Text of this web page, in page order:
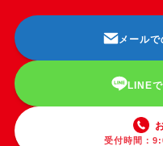
メール
LINE
受付時間：